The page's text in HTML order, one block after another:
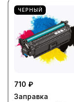
ЧЕРНЫЙ
710 ₽
Заправка